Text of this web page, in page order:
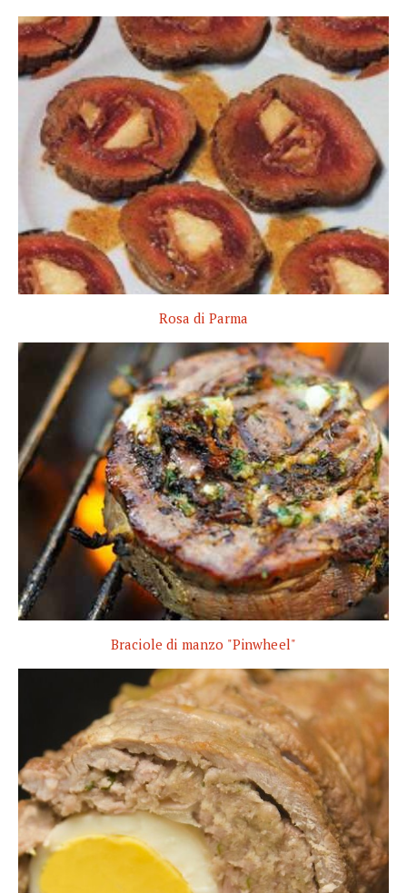
Rosa di Parma
Braciole di manzo "Pinwheel"